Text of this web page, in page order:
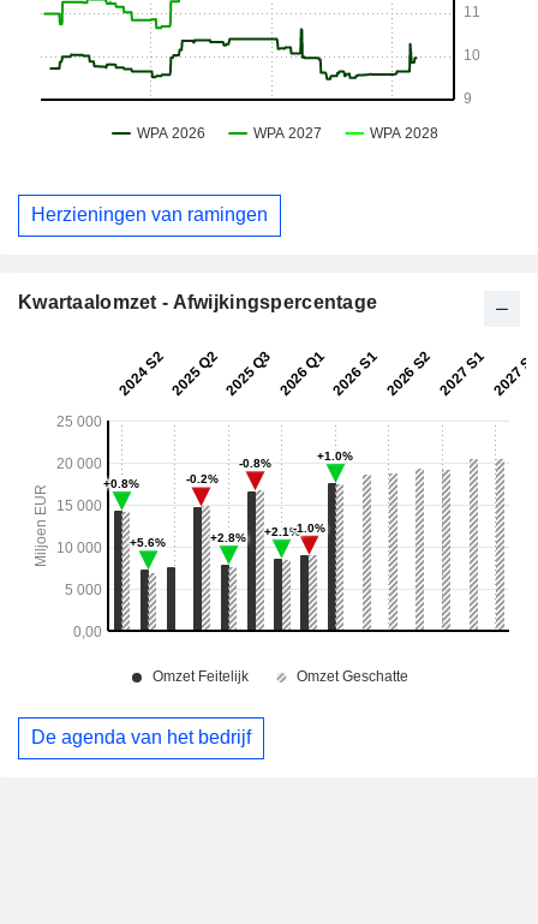
Herzieningen van ramingen
Kwartaalomzet - Afwijkingspercentage
De agenda van het bedrijf